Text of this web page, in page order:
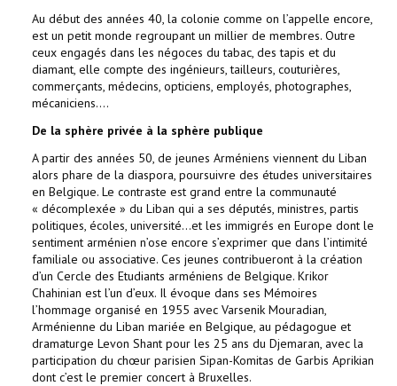
Au début des années 40, la colonie comme on l’appelle encore,
est un petit monde regroupant un millier de membres. Outre
ceux engagés dans les négoces du tabac, des tapis et du
diamant, elle compte des ingénieurs, tailleurs, couturières,
commerçants, médecins, opticiens, employés, photographes,
mécaniciens....
De la sphère privée à la sphère publique
A partir des années 50, de jeunes Arméniens viennent du Liban
alors phare de la diaspora, poursuivre des études universitaires
en Belgique. Le contraste est grand entre la communauté
« décomplexée » du Liban qui a ses députés, ministres, partis
politiques, écoles, université...et les immigrés en Europe dont le
sentiment arménien n’ose encore s’exprimer que dans l’intimité
familiale ou associative. Ces jeunes contribueront à la création
d’un Cercle des Etudiants arméniens de Belgique. Krikor
Chahinian est l’un d’eux. Il évoque dans ses Mémoires
l’hommage organisé en 1955 avec Varsenik Mouradian,
Arménienne du Liban mariée en Belgique, au pédagogue et
dramaturge Levon Shant pour les 25 ans du Djemaran, avec la
participation du chœur parisien Sipan-Komitas de Garbis Aprikian
dont c’est le premier concert à Bruxelles.